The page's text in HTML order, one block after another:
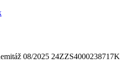
08/2025 24ZZS4000238717K